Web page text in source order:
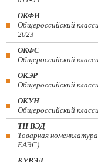
ОКФИ
Общероссийский
2023
ОКФС
Общероссийский
ОКЭР
Общероссийский
ОКУН
Общероссийский
ТН ВЭД
Товарная
ЕАЭС)